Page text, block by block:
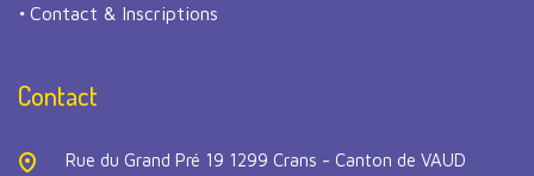
Contact & Inscriptions
Contact
Rue du Grand Pré 19 1299 Crans - Canton de VAUD